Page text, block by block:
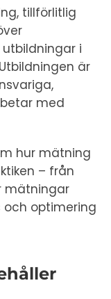
tillförlitlig
i
är
med
hur mätning
– från
mätningar
och optimering